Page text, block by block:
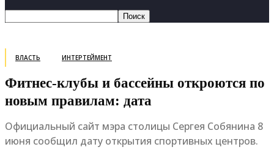
ВЛАСТЬ ИНТЕРТЕЙМЕНТ
Фитнес-клубы и бассейны откроются по
новым правилам: дата
Официальный сайт мэра столицы Сергея Собянина 8
июня сообщил дату открытия спортивных центров.